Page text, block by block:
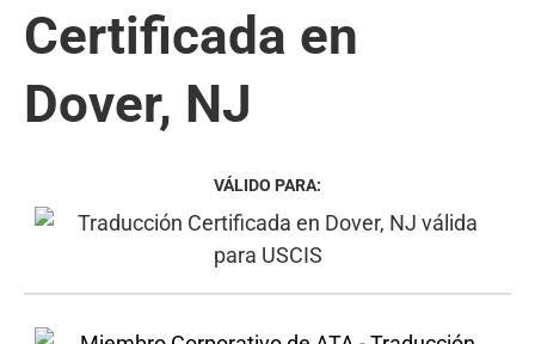
Certificada en
Dover, NJ
VÁLIDO PARA: